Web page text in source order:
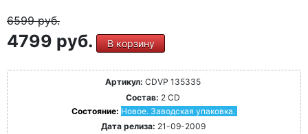
6599руб.
4799 руб. В корзину
Артикул: CDVP 135335
Состав: 2 CD
Состояние: Новое. Заводская упаковка.
Дата релиза: 21-09-2009